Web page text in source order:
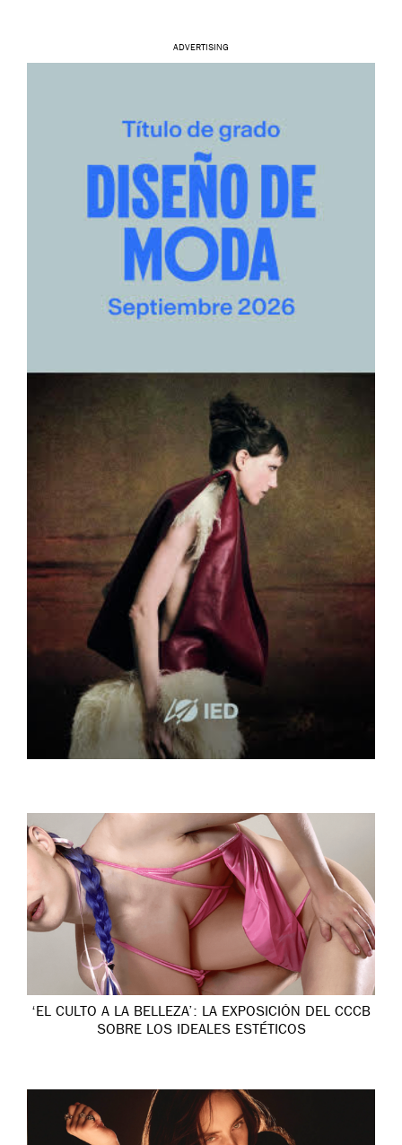
ADVERTISING
‘EL CULTO A LA BELLEZA’: LA EXPOSICIÓN DEL CCCB
SOBRE LOS IDEALES ESTÉTICOS